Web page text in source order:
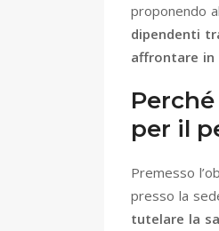
proponendo
dipendenti
affrontare in
per il
Premesso
presso la
tutelare la